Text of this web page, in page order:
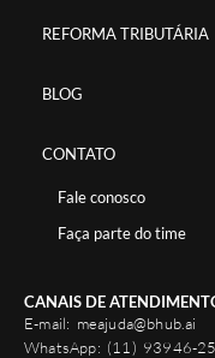
REFORMA TRIBUTÁRIA
BLOG
CONTATO
Fale conosco
Faça parte do time
CANAIS DE
E-mail: meajuda@bhub.ai
WhatsApp: (11) 93946-